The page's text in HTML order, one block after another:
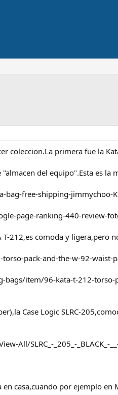
coleccion.La primera fue la
del equipo".Esta es la
free-shipping-jimmychoo-
page-ranking-440-review-
212,es comoda y ligera,pero
pack-and-the-w-92-waist-
bags/item/96-kata-t-212-torso-
Case Logic SLRC-
All/SLRC_-_205_-_BLACK_-
casa,cuando por ejemplo en